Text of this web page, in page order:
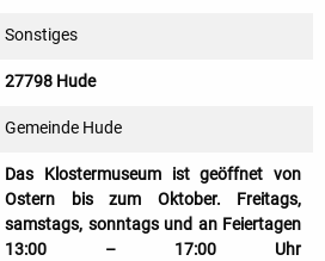
Sonstiges
27798 Hude
Gemeinde Hude
Das Klostermuseum ist geöffnet von
Ostern bis zum Oktober. Freitags,
samstags, sonntags und an Feiertagen
13:00 – 17:00 Uhr